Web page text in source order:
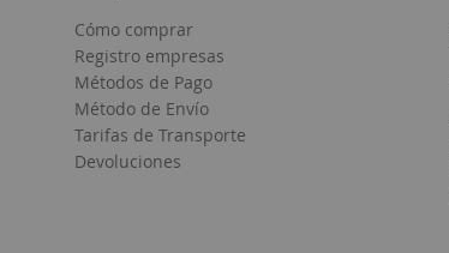
Cómo comprar
Registro empresas
Métodos de Pago
Método de Envío
Tarifas de Transporte
Devoluciones